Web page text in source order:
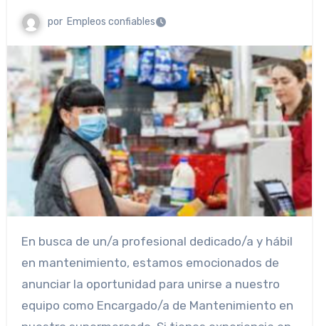
por Empleos confiables
En busca de un/a profesional dedicado/a y hábil
en mantenimiento, estamos emocionados de
anunciar la oportunidad para unirse a nuestro
equipo como Encargado/a de Mantenimiento en